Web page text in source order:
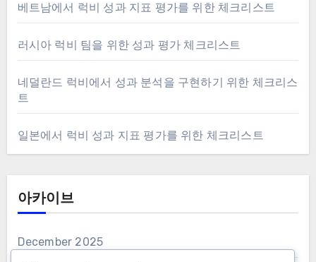
베트남에서 럭비 성과 지표 평가를 위한 체크리스트
러시아 럭비 팀을 위한 성과 평가 체크리스트
네덜란드 럭비에서 성과 분석을 구현하기 위한 체크리스
트
일본에서 럭비 성과 지표 평가를 위한 체크리스트
아카이브
December 2025